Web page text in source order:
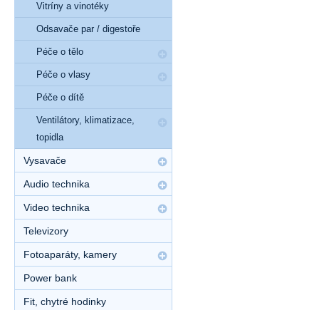
Vitríny a vinotéky
Odsavače par / digestoře
Péče o tělo
Péče o vlasy
Péče o dítě
Ventilátory, klimatizace,
topidla
Vysavače
Audio technika
Video technika
Televizory
Fotoaparáty, kamery
Power bank
Fit, chytré hodinky